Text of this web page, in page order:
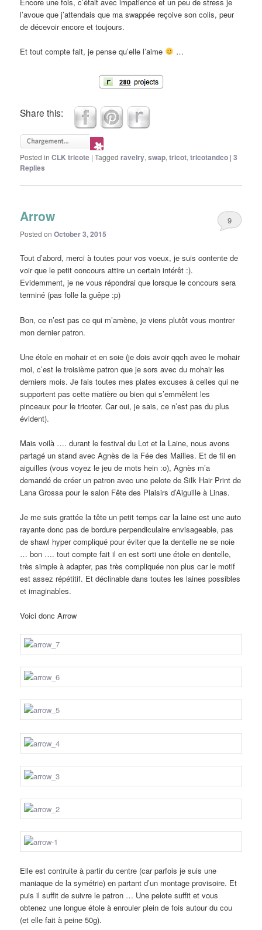
l’avoue que j’attendais que ma swappée reçoive son colis, peur
de décevoir encore et toujours.
Et tout compte fait, je pense qu’elle l’aime …
Share this:
Posted in CLK tricote |Tagged ravelry,swap,tricot,tricotandco |3
Replies
Arrow
Posted onOctober 3, 2015
9
Tout d’abord, merci à toutes pour vos voeux, je suis contente de
voir que le petit concours attire un certain intérêt :).
Evidemment, je ne vous répondrai que lorsque le concours sera
terminé (pas folle la guêpe :p)
Bon, ce n’est pas ce qui m’amène, je viens plutôt vous montrer
mon dernier patron.
Une étole en mohair et en soie (je dois avoir qqch avec le mohair
moi, c’est le troisième patron que je sors avec du mohair les
derniers mois. Je fais toutes mes plates excuses à celles qui ne
supportent pas cette matière ou bien qui s’emmêlent les
pinceaux pour le tricoter. Car oui, je sais, ce n’est pas du plus
évident).
Mais voilà …. durant le festival du Lot et la Laine, nous avons
partagé un stand avec Agnès de la Fée des Mailles. Et de fil en
aiguilles (vous voyez le jeu de mots hein :o), Agnès m’a
demandé de créer un patron avec une pelote de Silk Hair Print de
Lana Grossa pour le salon Fête des Plaisirs d’Aiguille à Linas.
Je me suis grattée la tête un petit temps car la laine est une auto
rayante donc pas de bordure perpendiculaire envisageable, pas
de shawl hyper compliqué pour éviter que la dentelle ne se noie
… bon …. tout compte fait il en est sorti une étole en dentelle,
très simple à adapter, pas très compliquée non plus car le motif
est assez répétitif. Et déclinable dans toutes les laines possibles
et imaginables.
Voici donc Arrow
Elle est contruite à partir du centre (car parfois je suis une
maniaque de la symétrie) en partant d’un montage provisoire. Et
puis il suffit de suivre le patron … Une pelote suffit et vous
obtenez une longue étole à enrouler plein de fois autour du cou
(et elle fait à peine 50g).